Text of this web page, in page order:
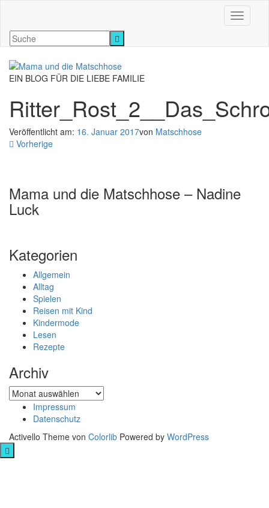
EIN BLOG FÜR DIE LIEBE FAMILIE
Veröffentlicht am: 16. Januar 2017von Matschhose
Vorherige
Mama und die Matschhose – Nadine
Luck
Kategorien
Allgemein
Alltag
Spielen
Reisen mit Kind
Kindermode
Lesen
Rezepte
Archiv
Archiv
Impressum
Datenschutz
Activello Theme von Colorlib Powered by WordPress